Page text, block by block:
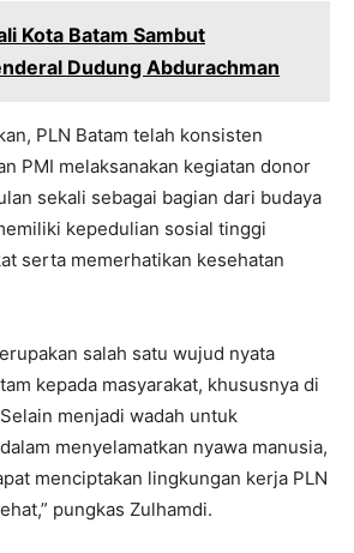
Kota Batam Sambut
Dudung Abdurachman
PLN Batam telah konsisten
PMI melaksanakan kegiatan donor
sekali sebagai bagian dari budaya
kepedulian sosial tinggi
serta memerhatikan kesehatan
salah satu wujud nyata
kepada masyarakat, khususnya di
menjadi wadah untuk
menyelamatkan nyawa manusia,
menciptakan lingkungan kerja PLN
pungkas Zulhamdi.